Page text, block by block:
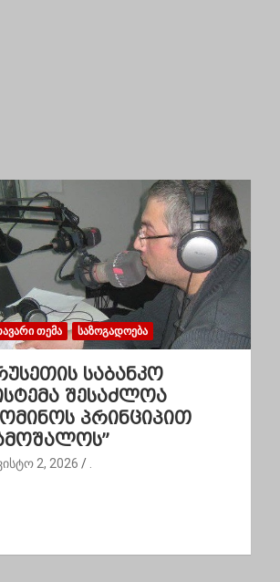
ᲗᲔᲛᲐ ᲡᲐᲖᲝᲒᲐᲓᲝᲔᲑᲐ
საბანკო
შესაძლოა
პრინციპით
2, 2026